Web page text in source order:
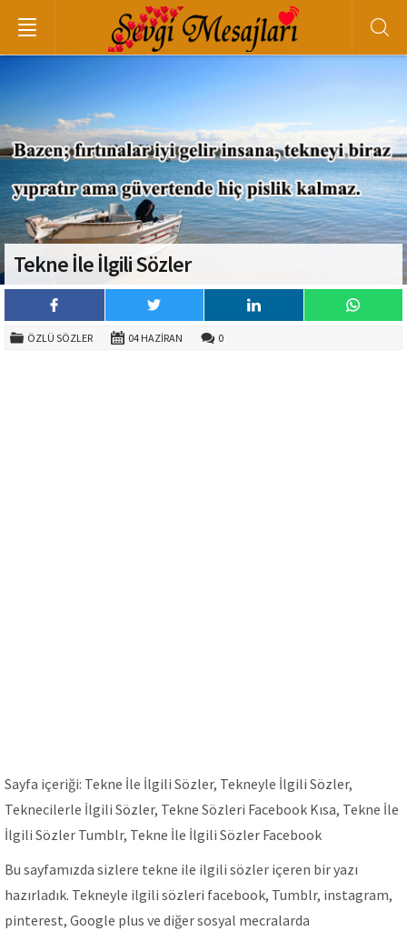
Tekne İle İlgili Sözler
ÖZLÜ SÖZLER 04 HAZIRAN 0
Sayfa içeriği: Tekne İle İlgili Sözler, Tekneyle İlgili Sözler,
Teknecilerle İlgili Sözler, Tekne Sözleri Facebook Kısa, Tekne İle
İlgili Sözler Tumblr, Tekne İle İlgili Sözler Facebook
Bu sayfamızda sizlere tekne ile ilgili sözler içeren bir yazı
hazırladık. Tekneyle ilgili sözleri facebook, Tumblr, instagram,
pinterest, Google plus ve diğer sosyal mecralarda